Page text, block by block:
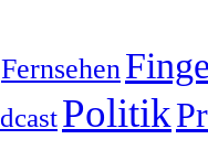
Fernsehen
Politik